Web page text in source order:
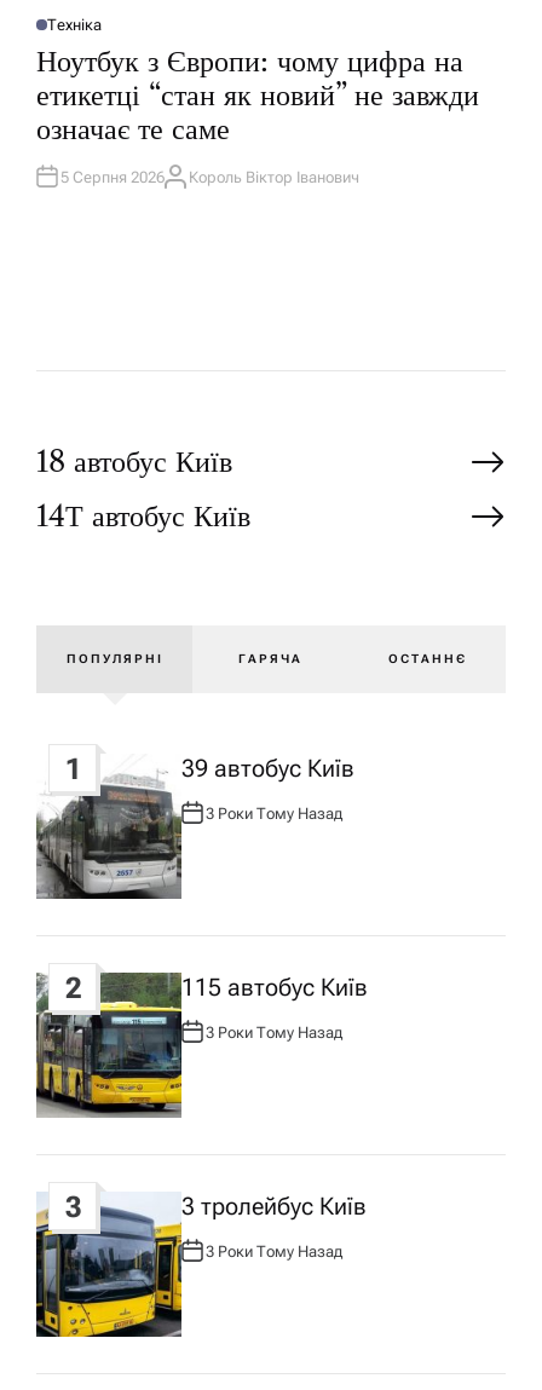
О
Л
К
У
А
Т
Техніка
Ноутбук з Європи: чому цифра на
етикетці “стан як новий” не завжди
означає те саме
5 Серпня 2026А
Король Віктор Іванович
Н
а
г
а
ц
і
я
з
а
п
и
с
у
18 автобус Київ
14Т автобус Київ
ПОПУЛЯРНІ ГАРЯЧА ОСТАННЄ
1 39 автобус Київ
А
В
Т
О
Р
:
3 Роки Тому Назад
2 115 автобус Київ
А
Т
О
Р
:
3 Роки Тому Назад
3 3 тролейбус Київ
А
В
Т
О
Р
:
3 Роки Тому Назад